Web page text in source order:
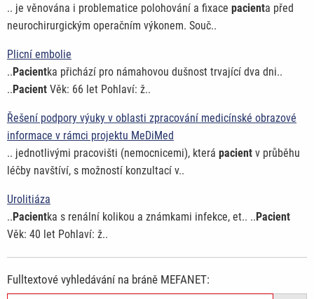
.. je věnována i problematice polohování a fixace pacienta před
neurochirurgickým operačním výkonem. Souč..
Plicní embolie
..Pacientka přichází pro námahovou dušnost trvající dva dni..
..Pacient Věk: 66 let Pohlaví: ž..
Řešení podpory výuky v oblasti zpracování medicínské obrazové
informace v rámci projektu MeDiMed
.. jednotlivými pracovišti (nemocnicemi), která pacient v průběhu
léčby navštíví, s možností konzultací v..
Urolitiáza
..Pacientka s renální kolikou a známkami infekce, et.. ..Pacient
Věk: 40 let Pohlaví: ž..
Fulltextové vyhledávání na bráně MEFANET: